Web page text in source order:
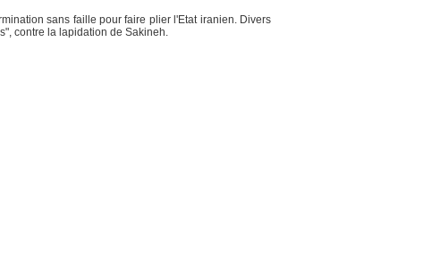
sans faille pour faire plier l'Etat iranien. Divers
contre la lapidation de Sakineh.